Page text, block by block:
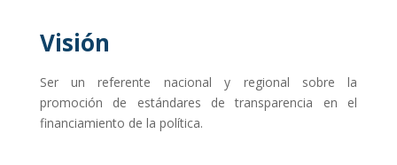
Visión
Ser un referente nacional y regional sobre la
promoción de estándares de transparencia en el
financiamiento de la política.